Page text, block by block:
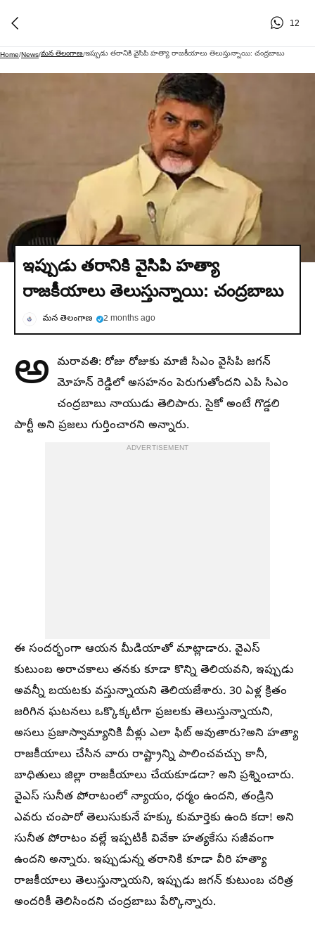
12
Home/News/మన తెలంగాణ/ఇప్పుడు తరానికి వైసిపి హత్యా రాజకీయాలు తెలుస్తున్నాయి: చంద్రబాబు
ఇప్పుడు తరానికి వైసిపి హత్యా
రాజకీయాలు తెలుస్తున్నాయి: చంద్రబాబు
మన తెలంగాణ 2 months ago
అ మరావతి: రోజు రోజుకు మాజీ సిఎం వైసిపి జగన్
మోహన్ రెడ్డిలో అసహనం పెరుగుతోందని ఎపి సిఎం
చంద్రబాబు నాయుడు తెలిపారు. సైకో అంటే గొడ్డలి
పార్టీ అని ప్రజలు గుర్తించారని అన్నారు.
ADVERTISEMENT
ఈ సందర్భంగా ఆయన మీడియాతో మాట్లాడారు. వైఎస్
కుటుంబ అరాచకాలు తనకు కూడా కొన్ని తెలియవని, ఇప్పుడు
అవన్నీ బయటకు వస్తున్నాయని తెలియజేశారు. 30 ఏళ్ల క్రితం
జరిగిన ఘటనలు ఒక్కొక్కటిగా ప్రజలకు తెలుస్తున్నాయని,
అసలు ప్రజాస్వామ్యానికి వీళ్లు ఎలా ఫిట్ అవుతారు?అని హత్యా
రాజకీయాలు చేసిన వారు రాష్ట్రాన్ని పాలించవచ్చు కానీ,
బాధితులు జిల్లా రాజకీయాలు చేయకూడదా? అని ప్రశ్నించారు.
వైఎస్ సునీత పోరాటంలో న్యాయం, ధర్మం ఉందని, తండ్రిని
ఎవరు చంపారో తెలుసుకునే హక్కు కుమార్తెకు ఉంది కదా! అని
సునీత పోరాటం వల్లే ఇప్పటికీ వివేకా హత్యకేసు సజీవంగా
ఉందని అన్నారు. ఇప్పుడున్న తరానికి కూడా వీరి హత్యా
రాజకీయాలు తెలుస్తున్నాయని, ఇప్పుడు జగన్ కుటుంబ చరిత్ర
అందరికీ తెలిసిందని చంద్రబాబు పేర్కొన్నారు.